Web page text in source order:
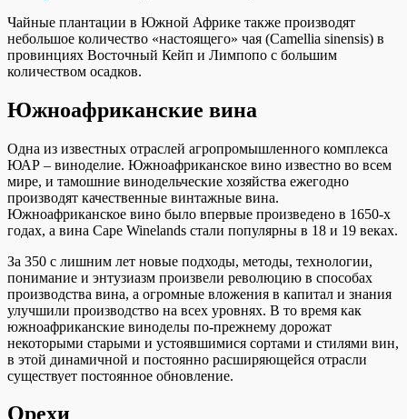
Чайные плантации в Южной Африке также производят
небольшое количество «настоящего» чая (Camellia sinensis) в
провинциях Восточный Кейп и Лимпопо с большим
количеством осадков.
Южноафриканские вина
Одна из известных отраслей агропромышленного комплекса
ЮАР – виноделие. Южноафриканское вино известно во всем
мире, и тамошние винодельческие хозяйства ежегодно
производят качественные винтажные вина.
Южноафриканское вино было впервые произведено в 1650-х
годах, а вина Cape Winelands стали популярны в 18 и 19 веках.
За 350 с лишним лет новые подходы, методы, технологии,
понимание и энтузиазм произвели революцию в способах
производства вина, а огромные вложения в капитал и знания
улучшили производство на всех уровнях. В то время как
южноафриканские виноделы по-прежнему дорожат
некоторыми старыми и устоявшимися сортами и стилями вин,
в этой динамичной и постоянно расширяющейся отрасли
существует постоянное обновление.
Орехи